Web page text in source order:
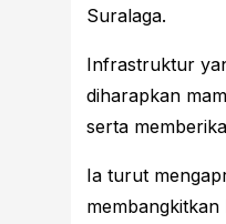
Suralaga.
Infrastruktur
diharapkan
serta
Ia turut